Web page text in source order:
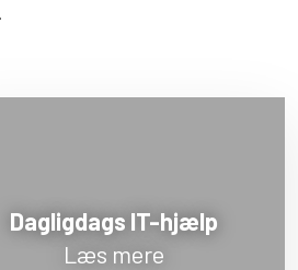
Dagligdags IT-hjælp
Læs mere